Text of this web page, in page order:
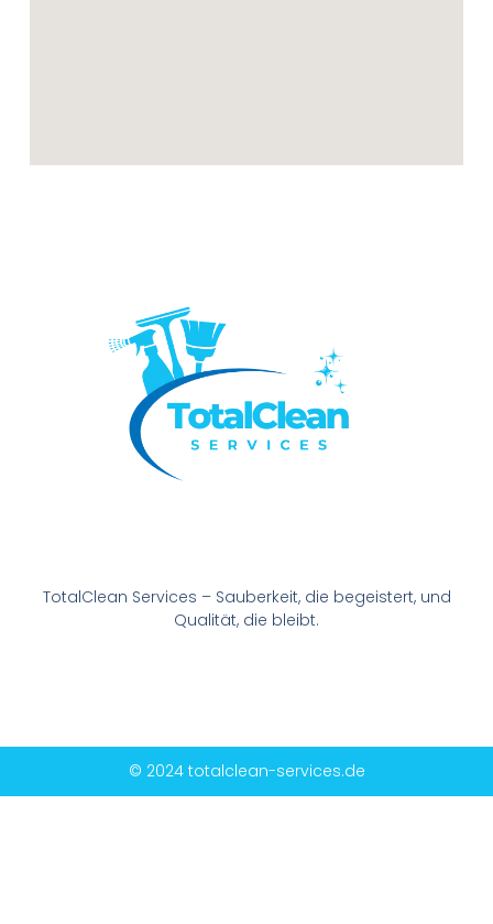
TotalClean Services – Sauberkeit, die begeistert, und
Qualität, die bleibt.
© 2024 totalclean-services.de